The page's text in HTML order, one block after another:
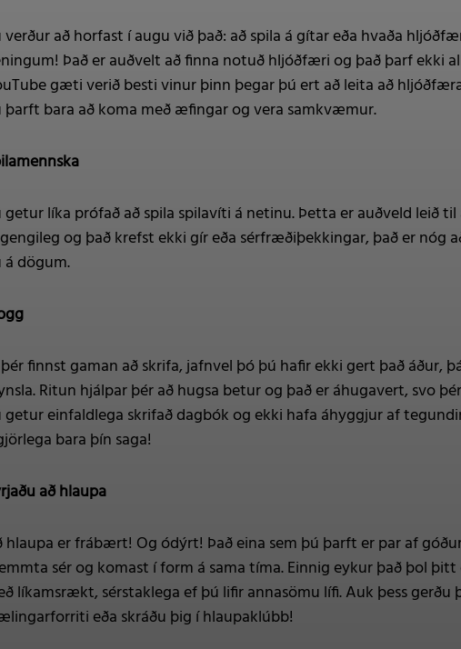
verður að horfast í augu við það: að spila á gítar eða hvaða
Það er auðvelt að finna notuð hljóðfæri og það þarf ekki
gæti verið besti vinur þinn þegar þú ert að leita að
þarft bara að koma með æfingar og vera samkvæmur.
getur líka prófað að spila spilavíti á netinu. Þetta er auðveld leið
og það krefst ekki gír eða sérfræðiþekkingar, það er nóg
á dögum.
finnst gaman að skrifa, jafnvel þó þú hafir ekki gert það
Ritun hjálpar þér að hugsa betur og það er áhugavert, svo
getur einfaldlega skrifað dagbók og ekki hafa áhyggjur af
bara þín saga!
að hlaupa
hlaupa er frábært! Og ódýrt! Það eina sem þú þarft er par af
sér og komast í form á sama tíma. Einnig eykur það þol
líkamsrækt, sérstaklega ef þú lifir annasömu lífi. Auk þess
eða skráðu þig í hlaupaklúbb!